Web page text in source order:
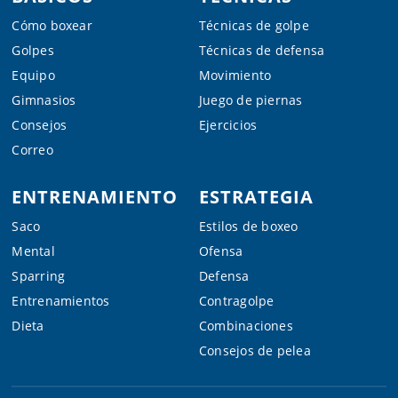
Cómo boxear
Golpes
Equipo
Gimnasios
Consejos
Correo
Técnicas de golpe
Técnicas de defensa
Movimiento
Juego de piernas
Ejercicios
ENTRENAMIENTO
Saco
Mental
Sparring
Entrenamientos
Dieta
ESTRATEGIA
Estilos de boxeo
Ofensa
Defensa
Contragolpe
Combinaciones
Consejos de pelea